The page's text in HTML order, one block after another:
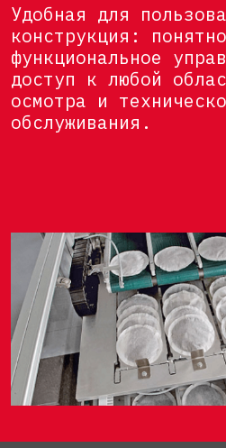
Удобная для
конструкция:
функциональное
доступ к любой
осмотра и
обслуживания.